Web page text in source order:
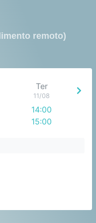
remoto)
Ter
11/08
14:00
15:00